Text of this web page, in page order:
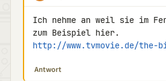
Ich nehme an weil sie im
http://www.tvmovie.de/the-
Antwort